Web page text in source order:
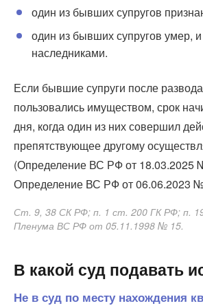
один из бывших супругов
один из бывших супругов умер, и
наследниками.
Если бывшие супруги после
пользовались имуществом, срок
дня, когда один из них совершил
препятствующее другому
(Определение ВС РФ от 18.03.2025
Определение ВС РФ от 06.06.2023
Ст. 9, 38 СК РФ; п. 1 ст. 200 ГК РФ; п.
Пленума ВС РФ от 05.11.1998 № 15.
В какой суд подавать
Не в суд по месту нахождения